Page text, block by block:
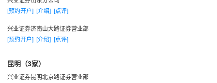
1998年，规范管理，稳健经营，全年实现利润2.78亿元
1999年，投行业务主承销福建天香
产认购大众出租
兴业证券 股份，开上市公司间业务与股权整合之先河。
[预约开户] [介绍] [点评]
兴业证券济南山大路证券营业部
[预约开户] [介绍] [点评]
昆明（3家）
兴业证券昆明北京路证券营业部